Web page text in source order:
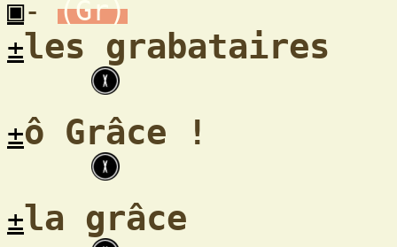
▣-
(Gr)
±les grabataires
±ô Grâce !
±la grâce